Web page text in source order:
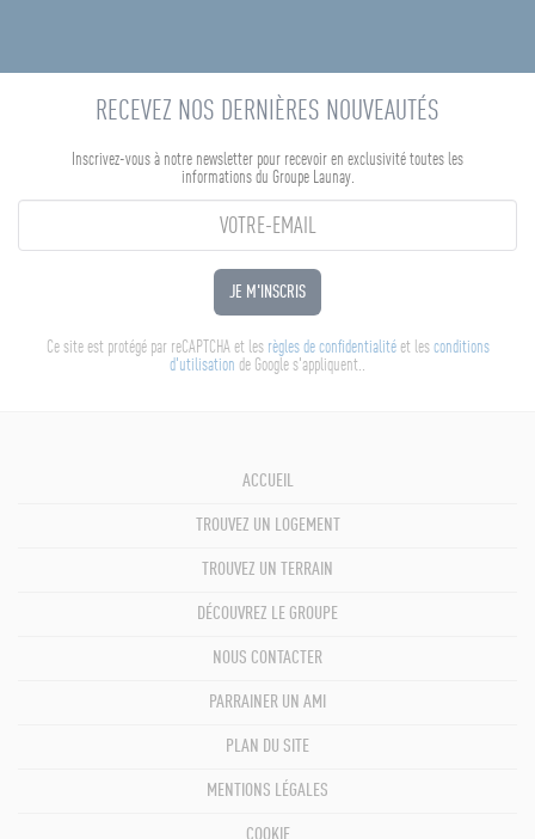
RECEVEZ NOS DERNIÈRES NOUVEAUTÉS
Inscrivez-vous à notre newsletter pour recevoir en exclusivité toutes les
informations du Groupe Launay.
JE M'INSCRIS
Ce site est protégé par reCAPTCHA et les règles de confidentialitéet les conditions
d'utilisation de Google s'appliquent..
ACCUEIL
TROUVEZ UN LOGEMENT
TROUVEZ UN TERRAIN
DÉCOUVREZ LE GROUPE
NOUS CONTACTER
PARRAINER UN AMI
PLAN DU SITE
MENTIONS LÉGALES